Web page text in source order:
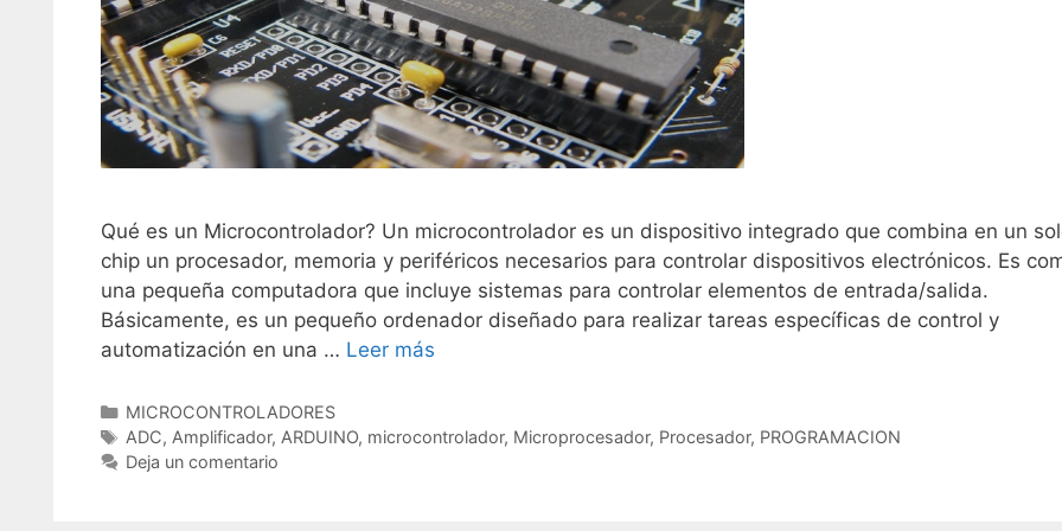
Qué es un Microcontrolador? Un microcontrolador es un dispositivo integrado que combina en un
chip un procesador, memoria y periféricos necesarios para controlar dispositivos electrónicos. Es
una pequeña computadora que incluye sistemas para controlar elementos de entrada/salida.
Básicamente, es un pequeño ordenador diseñado para realizar tareas específicas de control y
automatización en una … Leer más
C
a
t
MICROCONTROLADORES
E
t
ADC, Amplificador, ARDUINO, microcontrolador, Microprocesador, Procesador, PROGRAMACION
Deja un comentario